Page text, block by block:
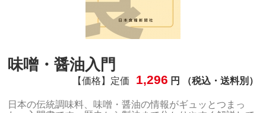
味噌・醤油入門
【価格】定価 1,296 円 （税込・送料別）
日本の伝統調味料、味噌・醤油の情報がギュッとつまっ